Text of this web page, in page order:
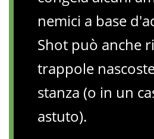
nemici a base
Shot può anche
trappole
stanza (o in un
astuto).